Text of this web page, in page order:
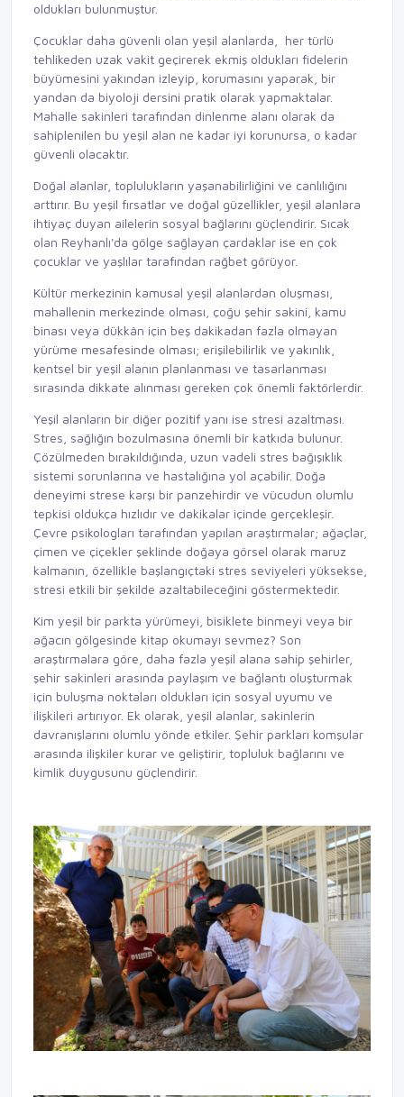
oldukları bulunmuştur.
Çocuklar daha güvenli olan yeşil alanlarda, her türlü
tehlikeden uzak vakit geçirerek ekmiş oldukları fidelerin
büyümesini yakından izleyip, korumasını yaparak, bir
yandan da biyoloji dersini pratik olarak yapmaktalar.
Mahalle sakinleri tarafından dinlenme alanı olarak da
sahiplenilen bu yeşil alan ne kadar iyi korunursa, o kadar
güvenli olacaktır.
Doğal alanlar, toplulukların yaşanabilirliğini ve canlılığını
arttırır. Bu yeşil fırsatlar ve doğal güzellikler, yeşil alanlara
ihtiyaç duyan ailelerin sosyal bağlarını güçlendirir. Sıcak
olan Reyhanlı'da gölge sağlayan çardaklar ise en çok
çocuklar ve yaşlılar tarafından rağbet görüyor.
Kültür merkezinin kamusal yeşil alanlardan oluşması,
mahallenin merkezinde olması, çoğu şehir sakini, kamu
binası veya dükkân için beş dakikadan fazla olmayan
yürüme mesafesinde olması; erişilebilirlik ve yakınlık,
kentsel bir yeşil alanın planlanması ve tasarlanması
sırasında dikkate alınması gereken çok önemli faktörlerdir.
Yeşil alanların bir diğer pozitif yanı ise stresi azaltması.
Stres, sağlığın bozulmasına önemli bir katkıda bulunur.
Çözülmeden bırakıldığında, uzun vadeli stres bağışıklık
sistemi sorunlarına ve hastalığına yol açabilir. Doğa
deneyimi strese karşı bir panzehirdir ve vücudun olumlu
tepkisi oldukça hızlıdır ve dakikalar içinde gerçekleşir.
Çevre psikologları tarafından yapılan araştırmalar; ağaçlar,
çimen ve çiçekler şeklinde doğaya görsel olarak maruz
kalmanın, özellikle başlangıçtaki stres seviyeleri yüksekse,
stresi etkili bir şekilde azaltabileceğini göstermektedir.
Kim yeşil bir parkta yürümeyi, bisiklete binmeyi veya bir
ağacın gölgesinde kitap okumayı sevmez? Son
araştırmalara göre, daha fazla yeşil alana sahip şehirler,
şehir sakinleri arasında paylaşım ve bağlantı oluşturmak
için buluşma noktaları oldukları için sosyal uyumu ve
ilişkileri artırıyor. Ek olarak, yeşil alanlar, sakinlerin
davranışlarını olumlu yönde etkiler. Şehir parkları komşular
arasında ilişkiler kurar ve geliştirir, topluluk bağlarını ve
kimlik duygusunu güçlendirir.